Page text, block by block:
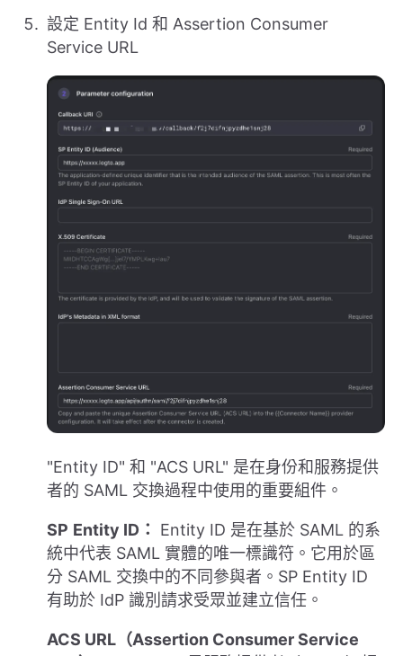
設定 Entity Id 和 Assertion Consumer
Service URL
"Entity ID" 和 "ACS URL" 是在身份和服務提供
者的 SAML 交換過程中使用的重要組件。
SP Entity ID：
Entity ID 是在基於 SAML 的系
統中代表 SAML 實體的唯一標識符。它用於區
分 SAML 交換中的不同參與者。SP Entity ID
有助於 IdP 識別請求受眾並建立信任。
ACS URL（Assertion Consumer Service